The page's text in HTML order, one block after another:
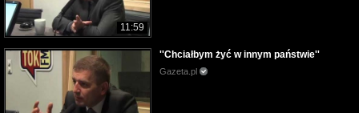
11:59
''Chciałbym żyć w innym państwie''
Gazeta.pl